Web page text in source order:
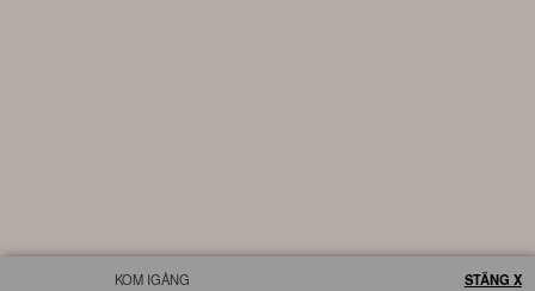
KOM IGÅNG STÄNG X